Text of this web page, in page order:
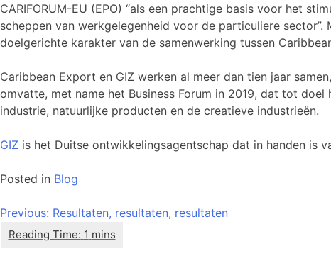
CARIFORUM-EU (EPO) “als een prachtige basis voor het
scheppen van werkgelegenheid voor de particuliere
doelgerichte karakter van de samenwerking tussen
Caribbean Export en GIZ werken al meer dan tien jaar
omvatte, met name het Business Forum in 2019, dat tot
industrie, natuurlijke producten en de creatieve industrieën.
GIZ is het Duitse ontwikkelingsagentschap dat in handen is
Posted in Blog
Bericht
navigatie
Previous: Resultaten, resultaten, resultaten